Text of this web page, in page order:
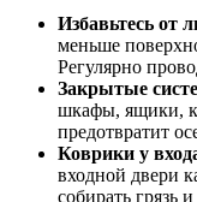
Избавьтесь от
меньше
Регулярно
Закрытые
шкафы, ящики,
предотвратит
Коврики у
входной двери
собирать грязь